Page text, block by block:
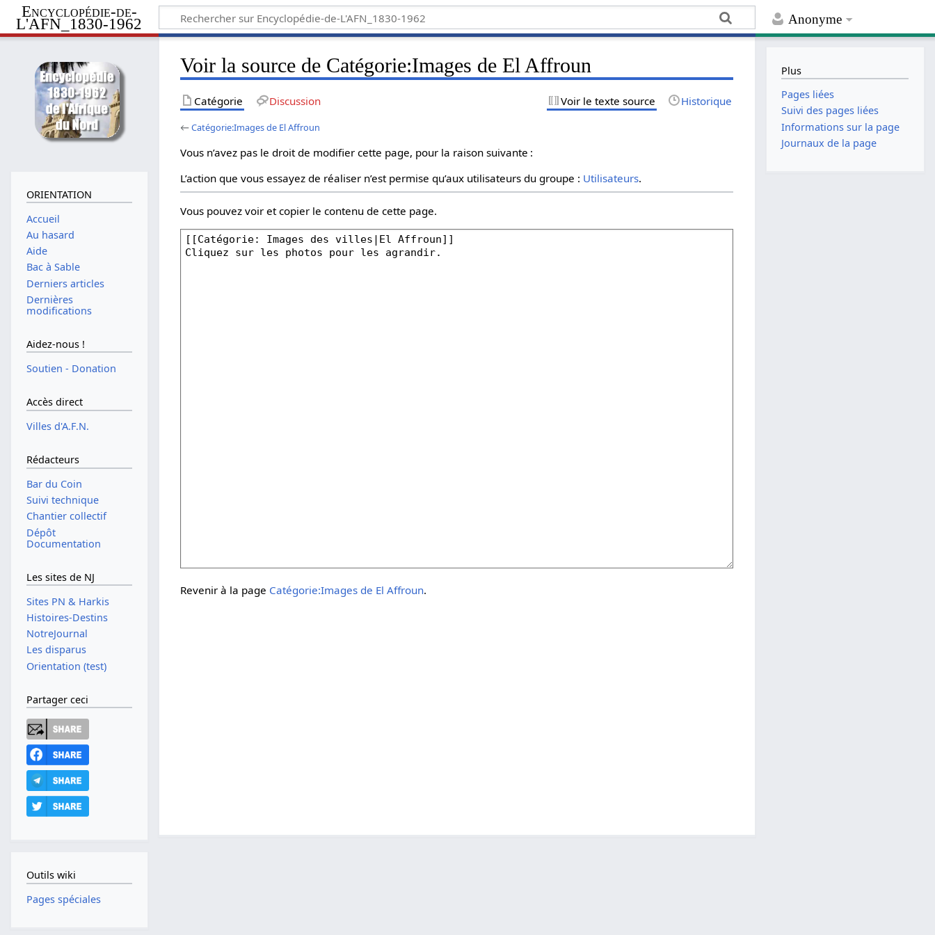
Anonyme
Encyclopédie-de-
L'AFN_1830-1962
Voir la source de Catégorie:Images de El Affroun
Catégorie Discussion Voir le texte source Historique
←Catégorie:Images de El Affroun
Vous n’avez pas le droit de modifier cette page, pour la raison suivante :
L’action que vous essayez de réaliser n’est permise qu’aux utilisateurs du groupe : Utilisateurs.
Vous pouvez voir et copier le contenu de cette page.
Revenir à la page Catégorie:Images de El Affroun.
ORIENTATION
Accueil
Au hasard
Aide
Bac à Sable
Derniers articles
Dernières
modifications
Aidez-nous !
Soutien - Donation
Accès direct
Villes d'A.F.N.
Rédacteurs
Bar du Coin
Suivi technique
Chantier collectif
Dépôt
Documentation
Les sites de NJ
Sites PN & Harkis
Histoires-Destins
NotreJournal
Les disparus
Orientation (test)
Partager ceci
Outils wiki
Pages spéciales
Plus
Pages liées
Suivi des pages liées
Informations sur la page
Journaux de la page